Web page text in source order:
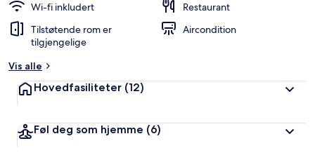
Wi-fi inkludert
Restaurant
Tilstøtende rom er
tilgjengelige
Aircondition
Vis alle
Hovedfasiliteter (12)
Føl deg som hjemme (6)